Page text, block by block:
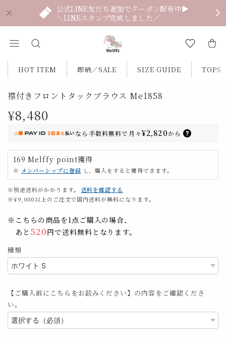
公式LINE友だち追加でクーポン配布中▶
＼LINEスタンプ完成しました／
HOT ITEM 即納／SALE SIZE GUIDE TOPS
襟付きフロントタックブラウス Me1858
¥8,480
なら 手数料無料で 月々¥2,820から
169 Melffy point獲得
※ メンバーシップに登録 し、購入をすると獲得できます。
※別途送料がかかります。
送料を確認する
※¥9,000以上のご注文で国内送料が無料になります。
※こちらの商品を1点ご購入の場合、
あと 520円で送料無料となります。
種類
【ご購入前にこちらをお読みください】の内容をご確認くださ
い。